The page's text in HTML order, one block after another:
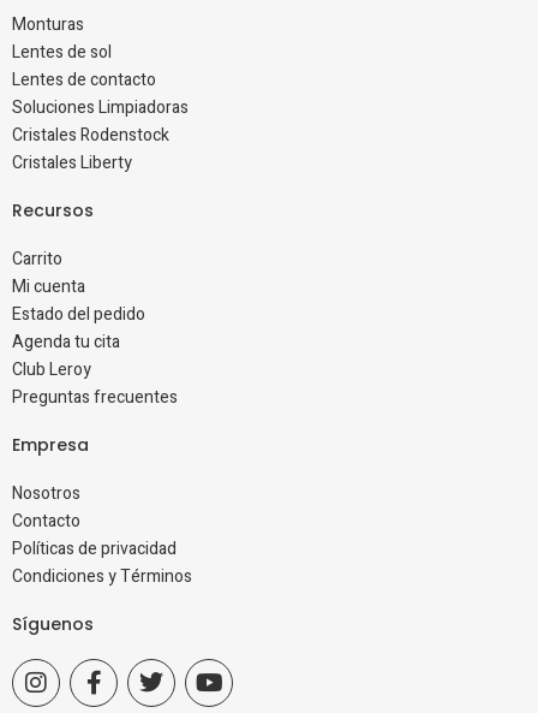
Monturas
Lentes de sol
Lentes de contacto
Soluciones Limpiadoras
Cristales Rodenstock
Cristales Liberty
Recursos
Carrito
Mi cuenta
Estado del pedido
Agenda tu cita
Club Leroy
Preguntas frecuentes
Empresa
Nosotros
Contacto
Políticas de privacidad
Condiciones y Términos
Síguenos
I
n
F
a
T
w
Y
o